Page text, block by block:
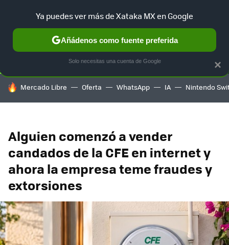
SELECCIÓN GAMING HOME AUTO TERRITORIO
HOY SE HABLA DE
Mercado Libre Oferta WhatsApp IA Nintendo
Alguien comenzó a vender
candados de la CFE en internet y
ahora la empresa teme fraudes y
extorsiones
×
Ya puedes ver más de Xataka MX en Google
Añádenos como fuente preferida
Solo necesitas una cuenta de Google